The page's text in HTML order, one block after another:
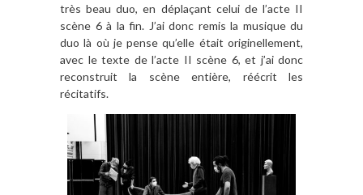
très beau duo, en déplaçant celui de l’acte II
scène 6 à la fin. J’ai donc remis la musique du
duo là où je pense qu’elle était originellement,
avec le texte de l’acte II scène 6, et j’ai donc
reconstruit la scène entière, réécrit les
récitatifs.